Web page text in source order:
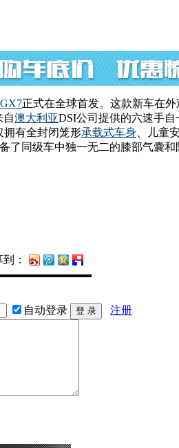
正式在全球首发。这款新车在
自澳大利亚DSI公司提供的六速手自
拥有全封闭笼形承载式车身 、儿童
同级车中独一无二的膝部气囊和
：
自动登录 注册